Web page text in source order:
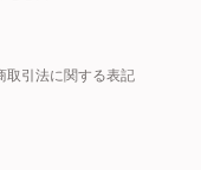
取引法に関する表記